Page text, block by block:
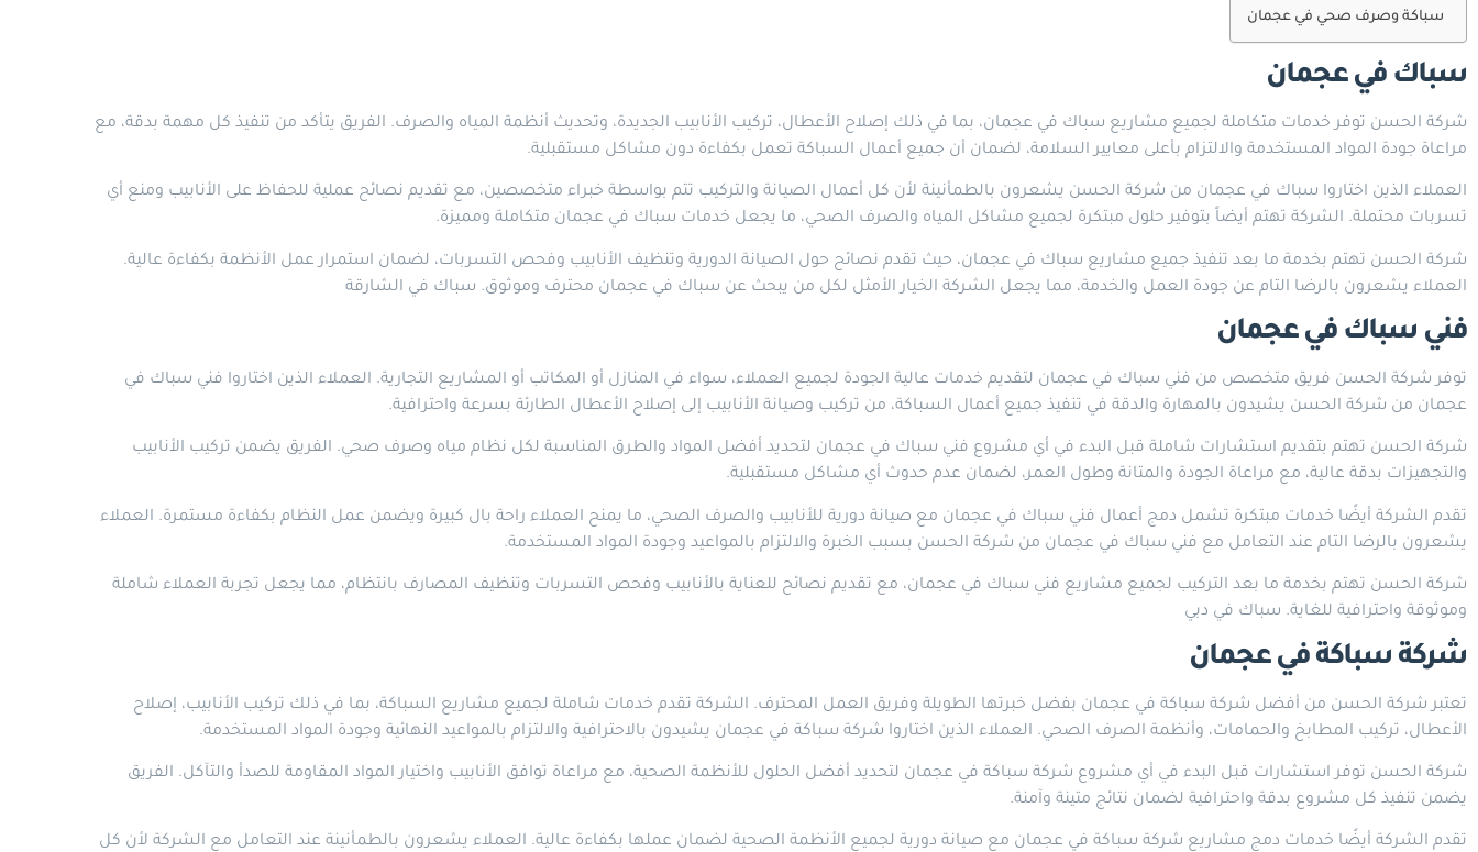
سباكة وصرف صحي في عجمان
سباك في عجمان
شركة الحسن توفر خدمات متكاملة لجميع مشاريع سباك في عجمان، بما في ذلك إصلاح الأعطال، تركيب الأنابيب الجديدة، وتحديث أنظمة المياه والصرف. الفريق يتأكد من تنفيذ كل مهمة بدقة، مع
مراعاة جودة المواد المستخدمة والالتزام بأعلى معايير السلامة، لضمان أن جميع أعمال السباكة تعمل بكفاءة دون مشاكل مستقبلية.
العملاء الذين اختاروا سباك في عجمان من شركة الحسن يشعرون بالطمأنينة لأن كل أعمال الصيانة والتركيب تتم بواسطة خبراء متخصصين، مع تقديم نصائح عملية للحفاظ على الأنابيب ومنع أي
تسربات محتملة. الشركة تهتم أيضاً بتوفير حلول مبتكرة لجميع مشاكل المياه والصرف الصحي، ما يجعل خدمات سباك في عجمان متكاملة ومميزة.
شركة الحسن تهتم بخدمة ما بعد تنفيذ جميع مشاريع سباك في عجمان، حيث تقدم نصائح حول الصيانة الدورية وتنظيف الأنابيب وفحص التسربات، لضمان استمرار عمل الأنظمة بكفاءة عالية.
العملاء يشعرون بالرضا التام عن جودة العمل والخدمة، مما يجعل الشركة الخيار الأمثل لكل من يبحث عن سباك في عجمان محترف وموثوق. سباك في الشارقة
فني سباك في عجمان
توفر شركة الحسن فريق متخصص من فني سباك في عجمان لتقديم خدمات عالية الجودة لجميع العملاء، سواء في المنازل أو المكاتب أو المشاريع التجارية. العملاء الذين اختاروا فني سباك في
عجمان من شركة الحسن يشيدون بالمهارة والدقة في تنفيذ جميع أعمال السباكة، من تركيب وصيانة الأنابيب إلى إصلاح الأعطال الطارئة بسرعة واحترافية.
شركة الحسن تهتم بتقديم استشارات شاملة قبل البدء في أي مشروع فني سباك في عجمان لتحديد أفضل المواد والطرق المناسبة لكل نظام مياه وصرف صحي. الفريق يضمن تركيب الأنابيب
والتجهيزات بدقة عالية، مع مراعاة الجودة والمتانة وطول العمر، لضمان عدم حدوث أي مشاكل مستقبلية.
تقدم الشركة أيضًا خدمات مبتكرة تشمل دمج أعمال فني سباك في عجمان مع صيانة دورية للأنابيب والصرف الصحي، ما يمنح العملاء راحة بال كبيرة ويضمن عمل النظام بكفاءة مستمرة. العملاء
يشعرون بالرضا التام عند التعامل مع فني سباك في عجمان من شركة الحسن بسبب الخبرة والالتزام بالمواعيد وجودة المواد المستخدمة.
شركة الحسن تهتم بخدمة ما بعد التركيب لجميع مشاريع فني سباك في عجمان، مع تقديم نصائح للعناية بالأنابيب وفحص التسربات وتنظيف المصارف بانتظام، مما يجعل تجربة العملاء شاملة
وموثوقة واحترافية للغاية. سباك في دبي
شركة سباكة في عجمان
تعتبر شركة الحسن من أفضل شركة سباكة في عجمان بفضل خبرتها الطويلة وفريق العمل المحترف. الشركة تقدم خدمات شاملة لجميع مشاريع السباكة، بما في ذلك تركيب الأنابيب، إصلاح
الأعطال، تركيب المطابخ والحمامات، وأنظمة الصرف الصحي. العملاء الذين اختاروا شركة سباكة في عجمان يشيدون بالاحترافية والالتزام بالمواعيد النهائية وجودة المواد المستخدمة.
شركة الحسن توفر استشارات قبل البدء في أي مشروع شركة سباكة في عجمان لتحديد أفضل الحلول للأنظمة الصحية، مع مراعاة توافق الأنابيب واختيار المواد المقاومة للصدأ والتآكل. الفريق
يضمن تنفيذ كل مشروع بدقة واحترافية لضمان نتائج متينة وآمنة.
تقدم الشركة أيضًا خدمات دمج مشاريع شركة سباكة في عجمان مع صيانة دورية لجميع الأنظمة الصحية لضمان عملها بكفاءة عالية. العملاء يشعرون بالطمأنينة عند التعامل مع الشركة لأن كل